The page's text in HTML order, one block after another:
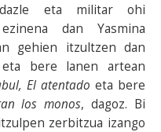
eta militar ohi
dan Yasmina
gehien itzultzen dan
bere lanen artean
El atentado eta bere
los monos, dagoz. Bi
zerbitzua izango